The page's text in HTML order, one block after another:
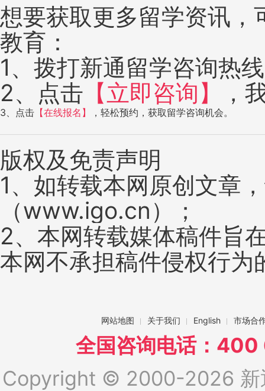
想要获取更多留学资讯
教育：
1、拨打新通留学咨询热
2、点击 【立即咨询】 ，
3、点击 【在线报名】 ，轻松预约，获取留学咨询机会。
版权及免责声明
1、如转载本网原创文章
（www.igo.cn）；
2、本网转载媒体稿件旨
本网不承担稿件侵权行为
网站地图 关于我们 English 市场合
全国咨询电话：
Copyright © 2000-2026 新